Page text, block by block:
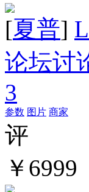
[夏普]
论坛讨
3
参数 图片 商家
评
￥6999